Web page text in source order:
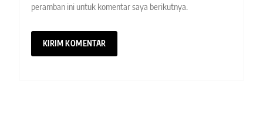
peramban ini untuk komentar saya berikutnya.